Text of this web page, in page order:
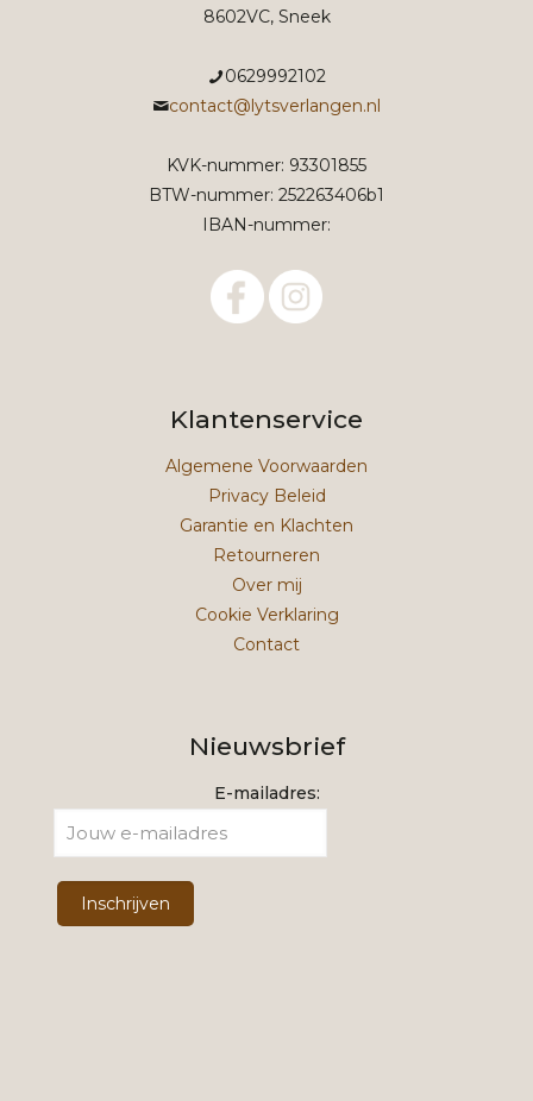
8602VC, Sneek
0629992102
contact@lytsverlangen.nl
KVK-nummer: 93301855
BTW-nummer: 252263406b1
IBAN-nummer:
Klantenservice
Algemene Voorwaarden
Privacy Beleid
Garantie en Klachten
Retourneren
Over mij
Cookie Verklaring
Contact
Nieuwsbrief
E-mailadres: